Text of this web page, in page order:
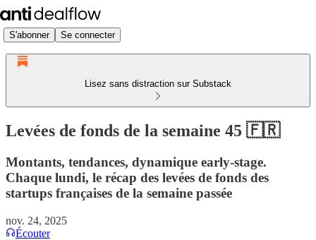
S'abonner Se connecter
Lisez sans distraction sur Substack
Levées de fonds de la semaine 45 🇫🇷
Montants, tendances, dynamique early-stage.
Chaque lundi, le récap des levées de fonds des
startups françaises de la semaine passée
nov. 24, 2025
Écouter